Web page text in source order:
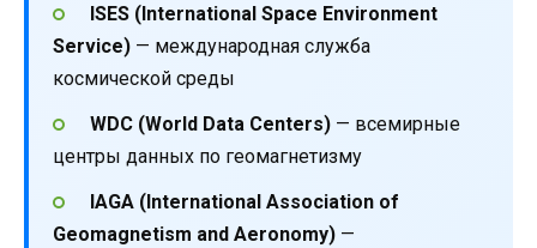
ISES (International Space Environment
Service) — международная служба
космической среды
WDC (World Data Centers)— всемирные
центры данных по геомагнетизму
IAGA (International Association of
Geomagnetism and Aeronomy) —